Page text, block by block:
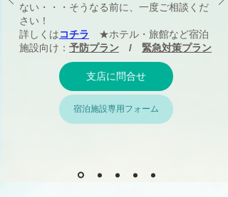
ない・・・​そうなる前に、一度ご相談くだ
さい！
​詳しくはコチラ
★ホテル・旅館など宿泊
施設向け： 予防プラン / 緊急対策プラン
支店に問合せ
宿泊施設専用フォーム